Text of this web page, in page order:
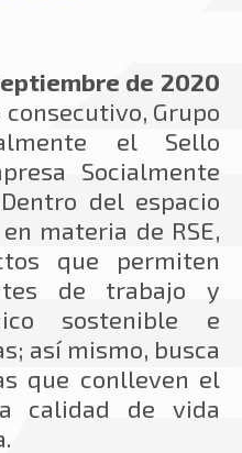
de 2020
Grupo
el Sello
Socialmente
del espacio
materia de RSE,
que permiten
de trabajo y
sostenible e
así mismo, busca
que conlleven el
calidad de vida